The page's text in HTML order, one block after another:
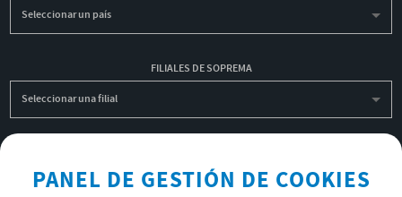
Seleccionar un país
FILIALES DE SOPREMA
Seleccionar una filial
OK
PANEL DE GESTIÓN DE COOKIES